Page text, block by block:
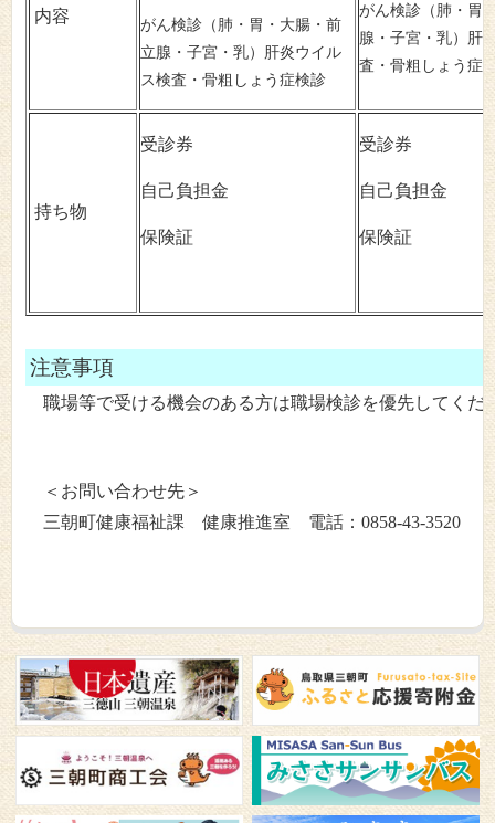
内容
がん検診（肺・胃・大腸・前
立腺・子宮・乳）肝炎ウイル
ス検査・骨粗しょう症検診
がん検診（肺・胃
腺・子宮・乳）肝
査・骨粗しょう症
持ち物
受診券
自己負担金
保険証
受診券
自己負担金
保険証
注意事項
職場等で受ける機会のある方は職場検診を優先してくだ
＜お問い合わせ先＞
三朝町健康福祉課 健康推進室 電話：0858-43-3520